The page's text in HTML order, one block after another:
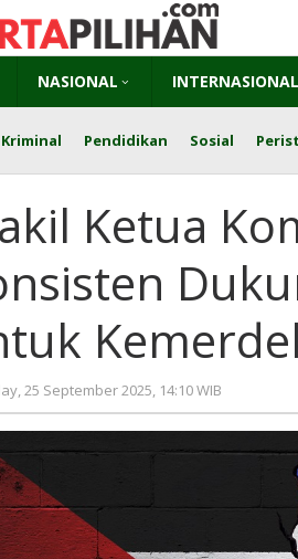
NASIONAL INTERNASIONAL
Pendidikan Sosial
Ketua
25 September 2025, 14:10 WIB
Adi